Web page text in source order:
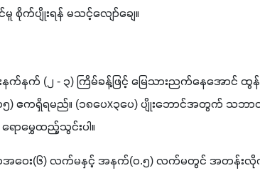
မူ စိုက်ပျိုးရန် မသင့်လျော်ချေ။
က်နက် (၂ - ၃) ကြိမ်ခန့်ဖြင့် မြေသားညက်နေအောင်
၅) ဧကရှိရမည်။ (၁၈ပေx၃ပေ) ပျိုးဘောင်အတွက် သဘ
ာမွှေထည့်သွင်းပါ။
ာအဝေး(၆) လက်မနှင့် အနက်(၀.၅) လက်မတွင် အတန်းလိုက်ချ